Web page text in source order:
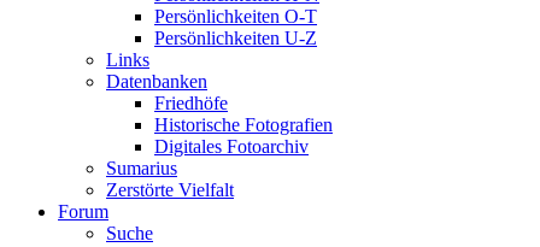
Persönlichkeiten O-T
Persönlichkeiten U-Z
Links
Datenbanken
Friedhöfe
Historische Fotografien
Digitales Fotoarchiv
Sumarius
Zerstörte Vielfalt
Forum
Suche